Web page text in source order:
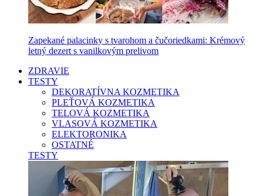
Zapekané palacinky s tvarohom a čučoriedkami: Krémový
letný dezert s vanilkovým prelivom
ZDRAVIE
TESTY
DEKORATÍVNA KOZMETIKA
PLEŤOVÁ KOZMETIKA
TELOVÁ KOZMETIKA
VLASOVÁ KOZMETIKA
ELEKTORONIKA
OSTATNÉ
TESTY